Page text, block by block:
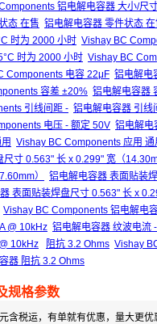
铝电解电容器 大小/尺
态 在售 铝电解电容器 零件状态 在
时为 2000 小时 Vishay BC
时为 2000 小时 Vishay BC
Components 电容 22μF 铝电解电
容差 ±20% 铝电解电容器
引线间距 - 铝电解电容器 引线
电压 - 额定 50V 铝电解电
Vishay BC Components 应用 通
尺寸 0.563" 长 x 0.299" 宽（
）
铝电解电容器 表面贴装
表面贴装焊盘尺寸 0.563" 长 x
Vishay BC Components 铝电解电
@ 10kHz 铝电解电容器 纹波电流
10kHz 阻抗 3.2 Ohms Vishay
器 阻抗 3.2 Ohms
规格参数
税运，有单就有优惠，量大更优